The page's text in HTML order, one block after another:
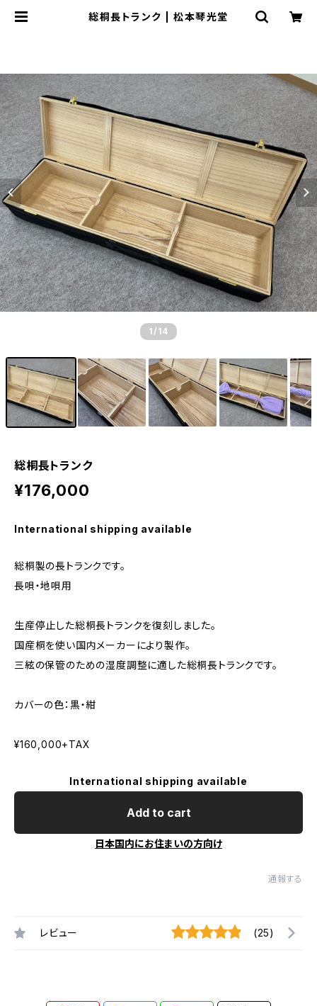
総桐長トランク | 松本琴光堂
1 /14
総桐長トランク
¥176,000
International shipping available
総桐製の長トランクです。
長唄・地唄用
生産停止した総桐長トランクを復刻しました。
国産桐を使い国内メーカーにより製作。
三絃の保管のための湿度調整に適した総桐長トランクです。
カバーの色：黒・紺
¥160,000+TAX
International shipping available
Add to cart
日本国内にお住まいの方向け
通報する
レビュー (25)